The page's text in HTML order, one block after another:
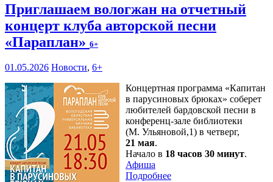
Приглашаем вологжан на отчетный
концерт клуба авторской песни
«Параплан» 6+
01.05.2026 Новости, 6+
Концертная программа «Капитан
в парусиновых брюках» соберет
любителей бардовской песни в
конференц-зале библиотеки
(М. Ульяновой,1) в четверг,
21 мая.
Начало в 18 часов 30 минут.
Афиша
Подробнее